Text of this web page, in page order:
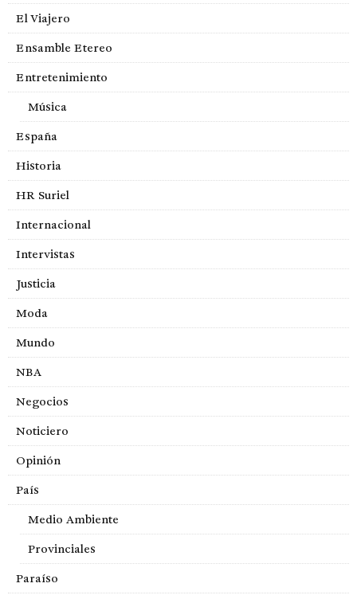
El Viajero
Ensamble Etereo
Entretenimiento
Música
España
Historia
HR Suriel
Internacional
Intervistas
Justicia
Moda
Mundo
NBA
Negocios
Noticiero
Opinión
País
Medio Ambiente
Provinciales
Paraíso